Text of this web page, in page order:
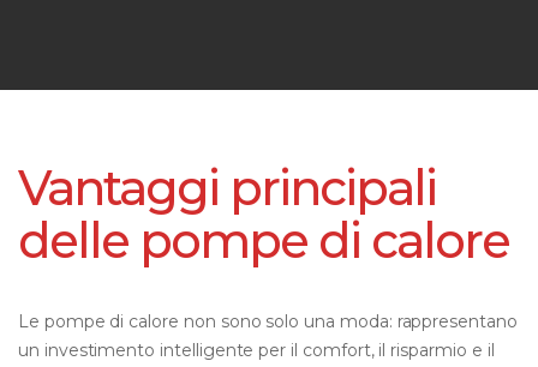
Vantaggi principali
delle pompe di calore
Le pompe di calore non sono solo una moda: rappresentano
un investimento intelligente per il comfort, il risparmio e il